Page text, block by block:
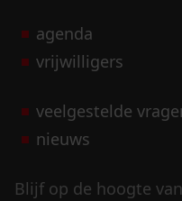
agenda
vrijwilligers
veelgestelde
nieuws
Blijf op de hoogte